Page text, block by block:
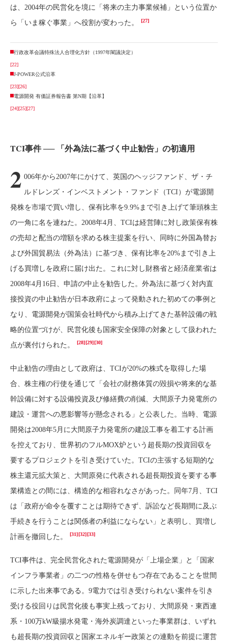
は、2004年の民営化を境に「将来の主力事業候補」という位置か
ら「いま稼ぐ事業」へ役割が変わった。
[27]
行政改革会議特殊法人合理化方針（1997年閣議決定）
[22]
J-POWER公式沿革
[23][26]
電源開発 有価証券報告書 第N期【沿革】
[24][25][27]
TCI事件 ── 「外為法に基づく中止勧告」の初適用
2 006年から2007年にかけて、英国のヘッジファンド、ザ・チ
ルドレンズ・インベストメント・ファンド（TCI）が電源開
発株を市場で買い増し、保有比率を9.9%まで引き上げて筆頭株主
の一角に名を連ねた。2008年4月、TCIは経営陣に対し政策保有株
の売却と配当の増額を求める株主提案を行い、同時に外国為替お
よび外国貿易法（外為法）に基づき、保有比率を20%まで引き上
げる買増しを政府に届け出た。これに対し財務省と経済産業省は
2008年4月16日、申請の中止を勧告した。外為法に基づく対内直
接投資の中止勧告が日本政府によって発動された初めての事例と
なり、電源開発が国策会社時代から積み上げてきた基幹設備の戦
略的位置づけが、民営化後も国家安全保障の対象として扱われた
点が裏付けられた。
[28][29][30]
中止勧告の理由として政府は、TCIが20%の株式を取得した場
合、株主権の行使を通じて「会社の財務体質の毀損や将来的な基
幹設備に対する設備投資及び修繕費の削減、大間原子力発電所の
建設・運営への悪影響等が懸念される」と公表した。当時、電源
開発は2008年5月に大間原子力発電所の建設工事を着工する計画
を控えており、世界初のフルMOX炉という超長期の投資回収を
要するプロジェクトを引き受けていた。TCIの主張する短期的な
株主還元拡大策と、大間原発に代表される超長期投資を要する事
業構造との間には、構造的な相容れなさがあった。同年7月、TCI
は「政府が命令を覆すことは期待できず、訴訟など長期間に及ぶ
手続きを行うことは関係者の利益にならない」と表明し、買増し
計画を撤回した。
[31][32][33]
TCI事件は、完全民営化された電源開発が「上場企業」と「国家
インフラ事業者」の二つの性格を併せもつ存在であることを世間
に示した出来事である。9電力では引き受けられない案件を引き
受ける役回りは民営化後も事実上残っており、大間原発・東西連
系・100万kW級揚水発電・海外炭調達といった事業群は、いずれ
も超長期の投資回収と国家エネルギー政策との連動を前提に運営